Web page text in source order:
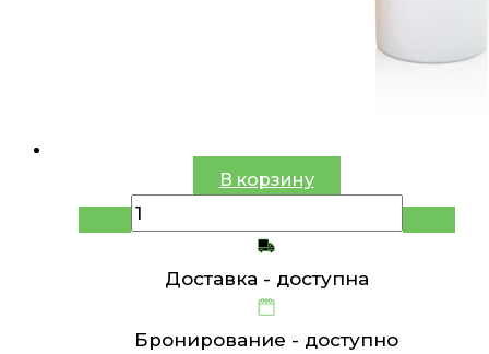
В корзину
Доставка - доступна
Бронирование - доступно